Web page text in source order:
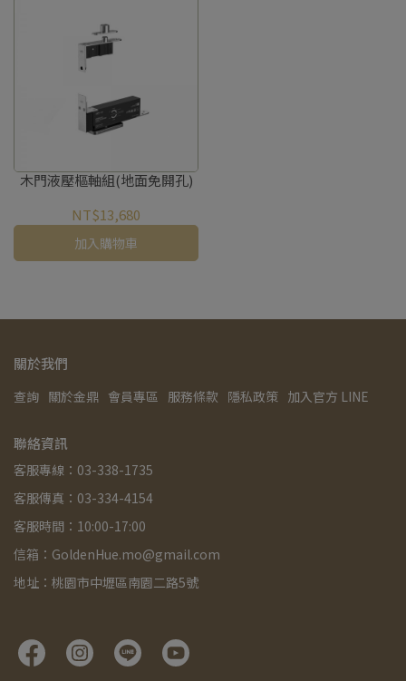
木門液壓樞軸組(地面免開孔)
NT$13,680
加入購物車
關於我們
查詢 關於金鼎 會員專區 服務條款 隱私政策 加入官方 LINE
聯絡資訊
客服專線：03-338-1735
客服傳真：03-334-4154
客服時間：10:00-17:00
信箱：GoldenHue.mo@gmail.com
地址：桃園市中壢區南園二路5號